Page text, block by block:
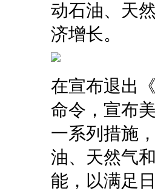
动石油、天
济增长。
在宣布退出
命令，宣布
一系列措施
油、天然气
能，以满足